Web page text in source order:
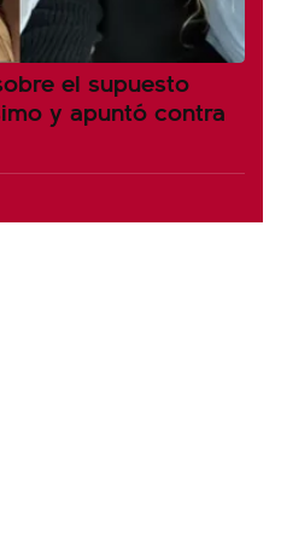
el supuesto
y apuntó contra